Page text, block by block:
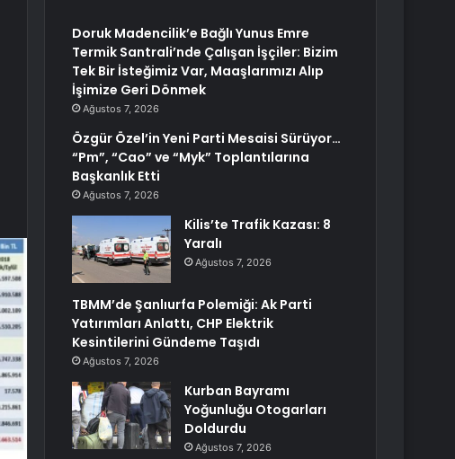
Doruk Madencilik’e Bağlı Yunus Emre
Termik Santrali’nde Çalışan İşçiler: Bizim
Tek Bir İsteğimiz Var, Maaşlarımızı Alıp
İşimize Geri Dönmek
Ağustos 7, 2026
Özgür Özel’in Yeni Parti Mesaisi Sürüyor…
“Pm”, “Cao” ve “Myk” Toplantılarına
Başkanlık Etti
Ağustos 7, 2026
Kilis’te Trafik Kazası: 8
Yaralı
Ağustos 7, 2026
TBMM’de Şanlıurfa Polemiği: Ak Parti
Yatırımları Anlattı, CHP Elektrik
Kesintilerini Gündeme Taşıdı
Ağustos 7, 2026
Kurban Bayramı
Yoğunluğu Otogarları
Doldurdu
Ağustos 7, 2026